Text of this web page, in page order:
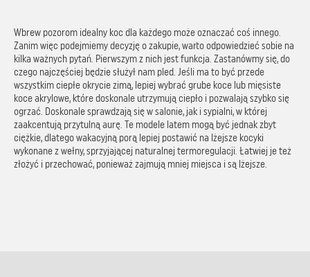
Wbrew pozorom idealny koc dla każdego może oznaczać coś innego.
Zanim więc podejmiemy decyzję o zakupie, warto odpowiedzieć sobie na
kilka ważnych pytań. Pierwszym z nich jest funkcja. Zastanówmy się, do
czego najczęściej będzie służył nam pled. Jeśli ma to być przede
wszystkim ciepłe okrycie zimą, lepiej wybrać grube koce lub mięsiste
koce akrylowe, które doskonale utrzymują ciepło i pozwalają szybko się
ogrzać. Doskonale sprawdzają się w salonie, jak i sypialni, w której
zaakcentują przytulną aurę. Te modele latem mogą być jednak zbyt
ciężkie, dlatego wakacyjną porą lepiej postawić na lżejsze kocyki
wykonane z wełny, sprzyjającej naturalnej termoregulacji. Łatwiej je też
złożyć i przechować, ponieważ zajmują mniej miejsca i są lżejsze.